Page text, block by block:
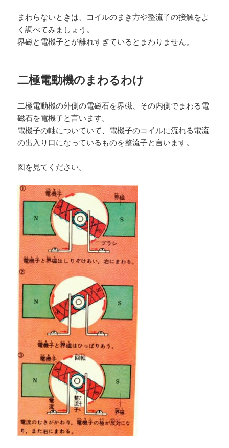
まわらないときは、コイルのまき方や整流子の接触をよ
く調べてみましょう。
界磁と電機子とが離れすぎているとまわりません。
二極電動機のまわるわけ
二極電動機の外側の電磁石を界磁、その内側でまわる電
磁石を電機子と言います。
電機子の軸についていて、電機子のコイルに流れる電流
の出入り口になっているものを整流子と言います。
図を見てください。